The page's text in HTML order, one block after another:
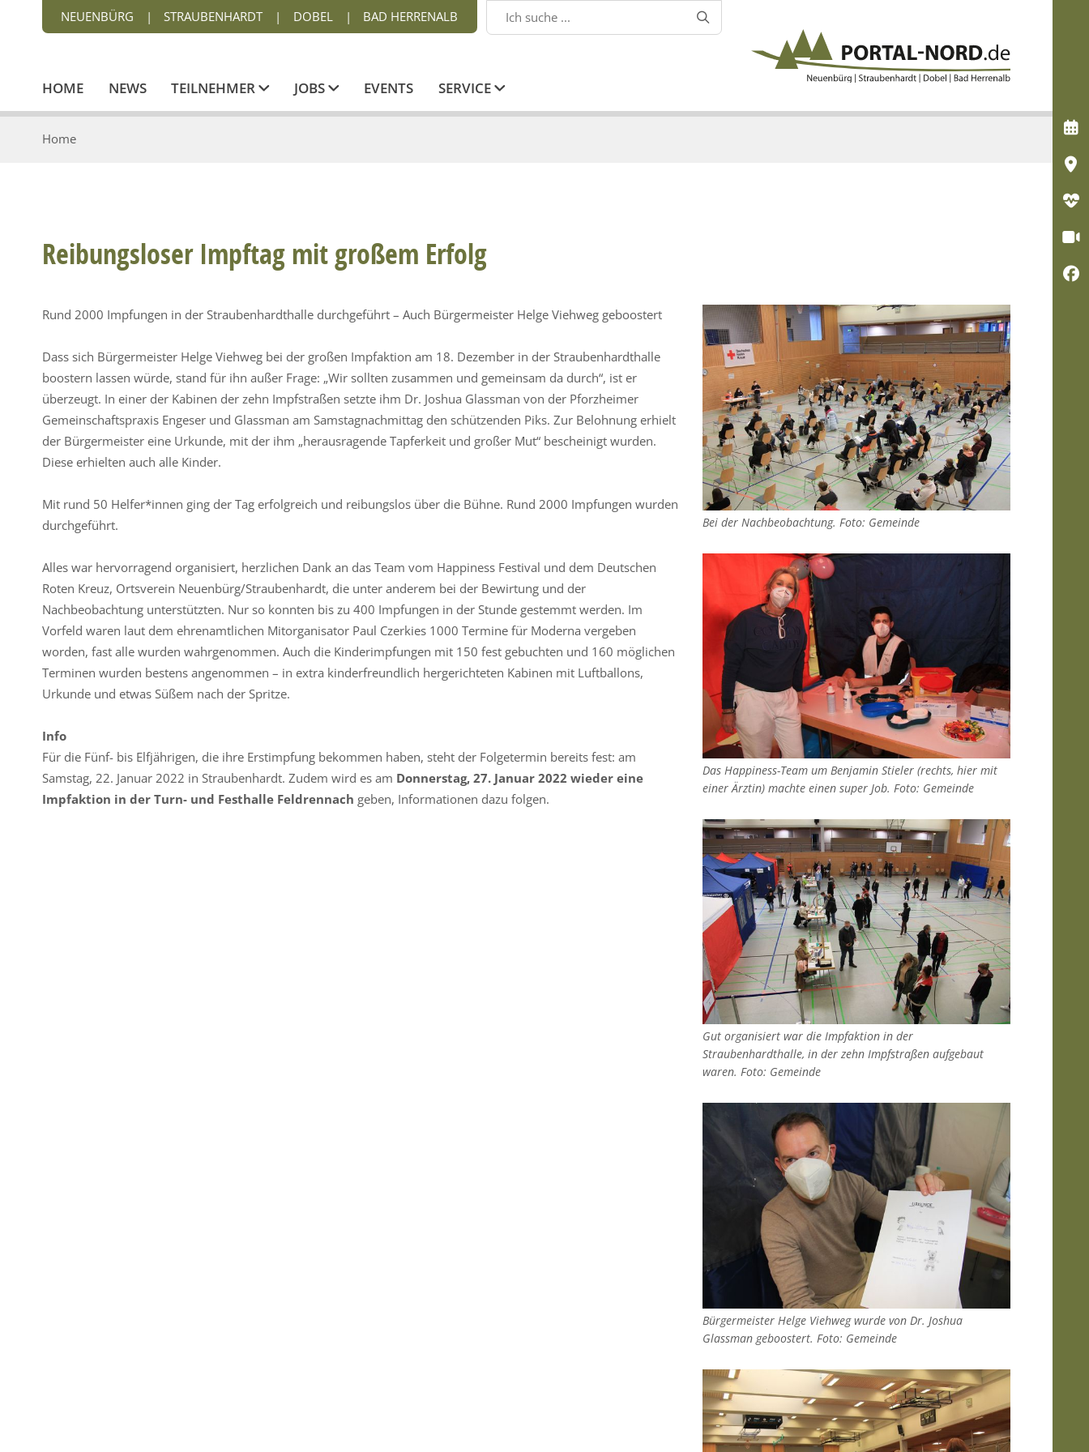
NEUENBÜRG | STRAUBENHARDT | DOBEL | BAD HERRENALB 
HOME NEWS TEILNEHMER JOBS EVENTS SERVICE
Home
Reibungsloser Impftag mit großem Erfolg
Rund 2000 Impfungen in der Straubenhardthalle durchgeführt – Auch Bürgermeister Helge Viehweg geboostert
Dass sich Bürgermeister Helge Viehweg bei der großen Impfaktion am 18. Dezember in der Straubenhardthalle
boostern lassen würde, stand für ihn außer Frage: „Wir sollten zusammen und gemeinsam da durch“, ist er
überzeugt. In einer der Kabinen der zehn Impfstraßen setzte ihm Dr. Joshua Glassman von der Pforzheimer
Gemeinschaftspraxis Engeser und Glassman am Samstagnachmittag den schützenden Piks. Zur Belohnung erhielt
der Bürgermeister eine Urkunde, mit der ihm „herausragende Tapferkeit und großer Mut“ bescheinigt wurden.
Diese erhielten auch alle Kinder.
Mit rund 50 Helfer*innen ging der Tag erfolgreich und reibungslos über die Bühne. Rund 2000 Impfungen wurden
durchgeführt.
Alles war hervorragend organisiert, herzlichen Dank an das Team vom Happiness Festival und dem Deutschen
Roten Kreuz, Ortsverein Neuenbürg/Straubenhardt, die unter anderem bei der Bewirtung und der
Nachbeobachtung unterstützten. Nur so konnten bis zu 400 Impfungen in der Stunde gestemmt werden. Im
Vorfeld waren laut dem ehrenamtlichen Mitorganisator Paul Czerkies 1000 Termine für Moderna vergeben
worden, fast alle wurden wahrgenommen. Auch die Kinderimpfungen mit 150 fest gebuchten und 160 möglichen
Terminen wurden bestens angenommen – in extra kinderfreundlich hergerichteten Kabinen mit Luftballons,
Urkunde und etwas Süßem nach der Spritze.
Info
Für die Fünf- bis Elfjährigen, die ihre Erstimpfung bekommen haben, steht der Folgetermin bereits fest: am
Samstag, 22. Januar 2022 in Straubenhardt. Zudem wird es am Donnerstag, 27. Januar 2022 wieder eine
Impfaktion in der Turn- und Festhalle Feldrennach geben, Informationen dazu folgen.
Bei der Nachbeobachtung. Foto: Gemeinde
Das Happiness-Team um Benjamin Stieler (rechts, hier mit
einer Ärztin) machte einen super Job. Foto: Gemeinde
Gut organisiert war die Impfaktion in der
Straubenhardthalle, in der zehn Impfstraßen aufgebaut
waren. Foto: Gemeinde
Bürgermeister Helge Viehweg wurde von Dr. Joshua
Glassman geboostert. Foto: Gemeinde




